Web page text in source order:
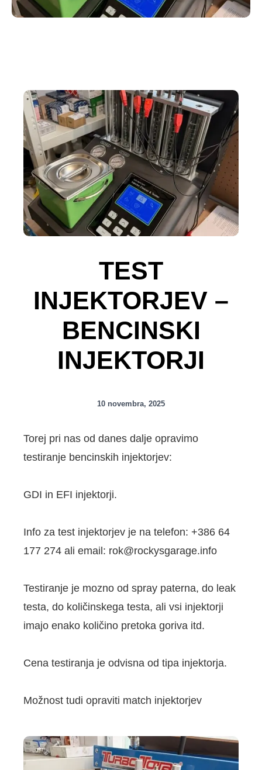
TEST
INJEKTORJEV –
BENCINSKI
INJEKTORJI
10 novembra, 2025
Torej pri nas od danes dalje opravimo
testiranje bencinskih injektorjev:
GDI in EFI injektorji.
Info za test injektorjev je na telefon: +386 64
177 274 ali email: rok@rockysgarage.info
Testiranje je mozno od spray paterna, do leak
testa, do količinskega testa, ali vsi injektorji
imajo enako količino pretoka goriva itd.
Cena testiranja je odvisna od tipa injektorja.
Možnost tudi opraviti match injektorjev